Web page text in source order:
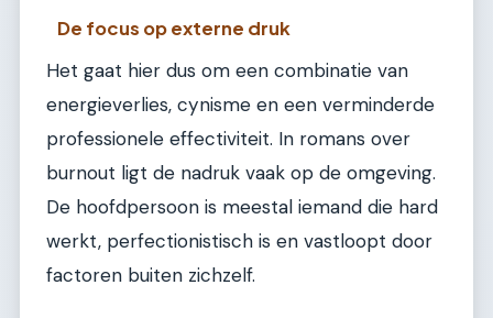
De focus op externe druk
Het gaat hier dus om een combinatie van
energieverlies, cynisme en een verminderde
professionele effectiviteit. In romans over
burnout ligt de nadruk vaak op de omgeving.
De hoofdpersoon is meestal iemand die hard
werkt, perfectionistisch is en vastloopt door
factoren buiten zichzelf.